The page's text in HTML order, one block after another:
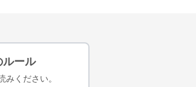
ルール
みください。